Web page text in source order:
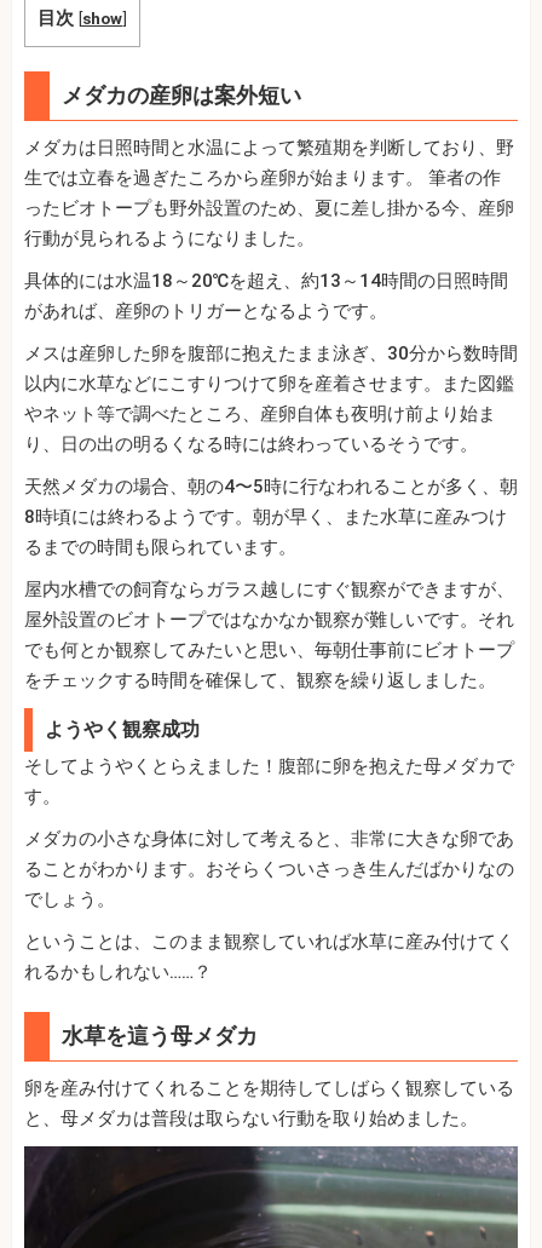
目次 [show]
メダカの産卵は案外短い
メダカは日照時間と水温によって繁殖期を判断しており、野
生では立春を過ぎたころから産卵が始まります。 筆者の作
ったビオトープも野外設置のため、夏に差し掛かる今、産卵
行動が見られるようになりました。
具体的には水温18～20℃を超え、約13～14時間の日照時間
があれば、産卵のトリガーとなるようです。
メスは産卵した卵を腹部に抱えたまま泳ぎ、30分から数時間
以内に水草などにこすりつけて卵を産着させます。また図鑑
やネット等で調べたところ、産卵自体も夜明け前より始ま
り、日の出の明るくなる時には終わっているそうです。
天然メダカの場合、朝の4〜5時に行なわれることが多く、朝
8時頃には終わるようです。朝が早く、また水草に産みつけ
るまでの時間も限られています。
屋内水槽での飼育ならガラス越しにすぐ観察ができますが、
屋外設置のビオトープではなかなか観察が難しいです。それ
でも何とか観察してみたいと思い、毎朝仕事前にビオトープ
をチェックする時間を確保して、観察を繰り返しました。
ようやく観察成功
そしてようやくとらえました！腹部に卵を抱えた母メダカで
す。
メダカの小さな身体に対して考えると、非常に大きな卵であ
ることがわかります。おそらくついさっき生んだばかりなの
でしょう。
ということは、このまま観察していれば水草に産み付けてく
れるかもしれない……？
水草を這う母メダカ
卵を産み付けてくれることを期待してしばらく観察している
と、母メダカは普段は取らない行動を取り始めました。